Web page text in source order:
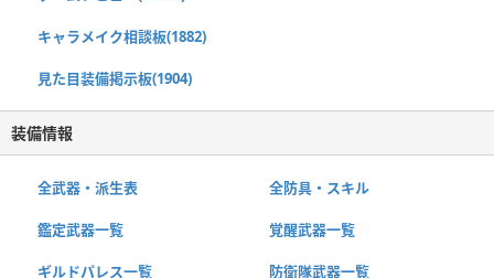
キャラメイク相談板(1882)
見た目装備掲示板(1904)
装備情報
全武器・派生表 全防具・スキル
鑑定武器一覧 覚醒武器一覧
ギルドパレス一覧 防衛隊武器一覧